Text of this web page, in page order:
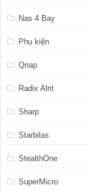
Nas 4 Bay
Phụ kiện
Qnap
Radix Alrit
Sharp
Starbilas
StealthOne
SuperMicro